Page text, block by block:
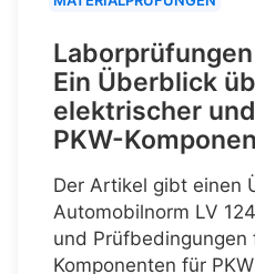
Ein Überblick
elektrischer
PKW-
Der Artikel gibt einen
Automobilnorm LV
und Prüfbedingungen
Komponenten für